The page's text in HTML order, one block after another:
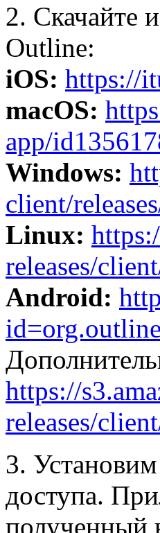
2. Скачайте
Outline:
iOS: https://
macOS:
app/
Windows:
client/
Linux:
releases/
Android:
https://
releases/
3.
доступа.
полученный